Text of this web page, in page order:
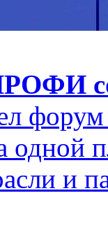
одной
и